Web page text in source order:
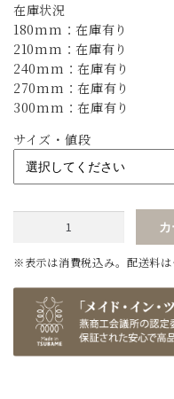
在庫状況
180mm：在庫有り
210mm：在庫有り
240mm：在庫有り
270mm：在庫有り
300mm：在庫有り
サイズ・値段
三
付